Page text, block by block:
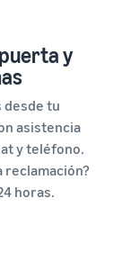
y
desde tu
asistencia
y teléfono.
horas.